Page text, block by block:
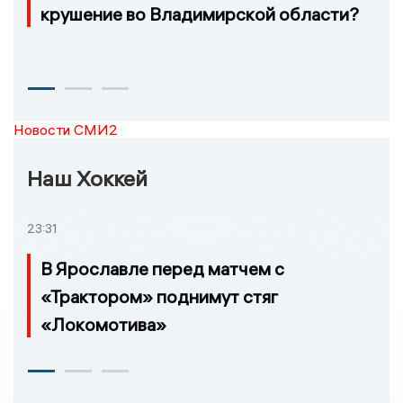
крушение во Владимирской области?
Новости СМИ2
Наш Хоккей
23:31
В Ярославле перед матчем с
«Трактором» поднимут стяг
«Локомотива»